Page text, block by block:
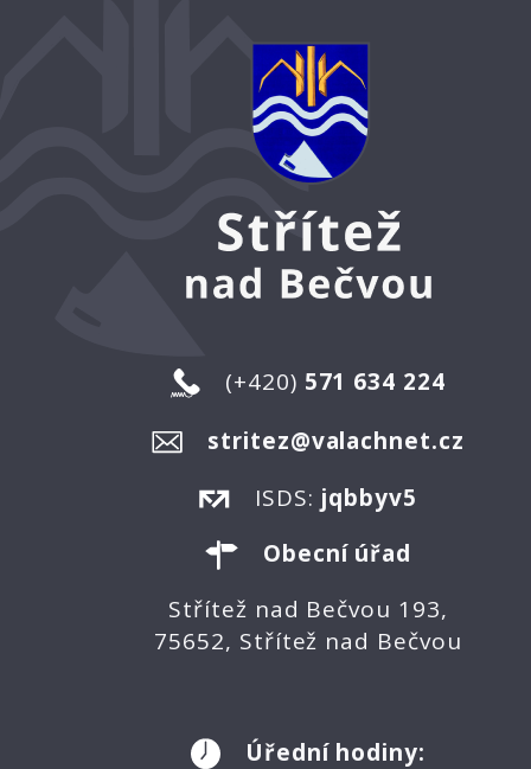
(+420) 571 634 224
stritez@valachnet.cz
ISDS: jqbbyv5
Obecní úřad
Střítež nad Bečvou 193,
75652, Střítež nad Bečvou
Úřední hodiny: